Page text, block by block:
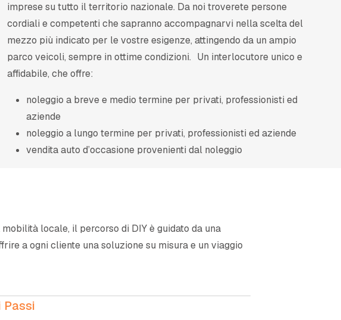
imprese su tutto il territorio nazionale. Da noi troverete persone
cordiali e competenti che sapranno accompagnarvi nella scelta del
mezzo più indicato per le vostre esigenze, attingendo da un ampio
parco veicoli, sempre in ottime condizioni. Un interlocutore unico e
affidabile, che offre:
noleggio a breve e medio termine per privati, professionisti ed
aziende
noleggio a lungo termine per privati, professionisti ed aziende
vendita auto d’occasione provenienti dal noleggio
locale, il percorso di DIY è guidato da una
a ogni cliente una soluzione su misura e un viaggio
Passi